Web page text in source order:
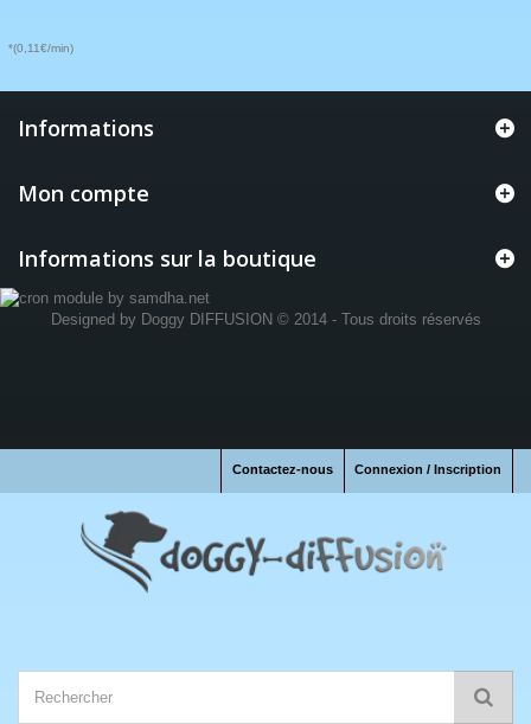
*(0,11€/min)
Informations
Mon compte
Informations sur la boutique
Designed by Doggy DIFFUSION© 2014 - Tous droits réservés
Connexion / Inscription
Contactez-nous